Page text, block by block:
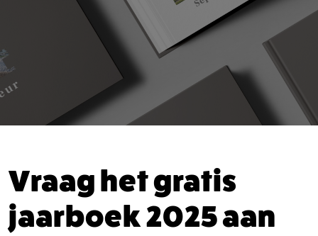
Vraag het gratis
jaarboek 2025 aan